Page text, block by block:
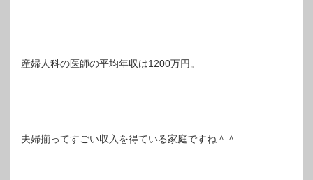
産婦人科の医師の平均年収は1200万円。
夫婦揃ってすごい収入を得ている家庭ですね＾＾